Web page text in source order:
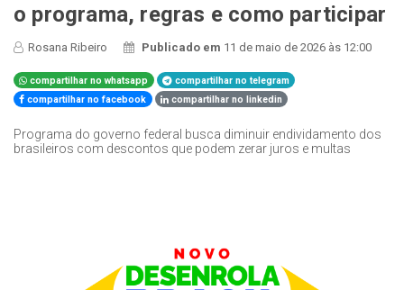
o programa, regras e como participar
Rosana Ribeiro Publicado em 11 de maio de 2026 às 12:00
compartilhar no whatsapp
compartilhar no telegram
compartilhar no facebook
compartilhar no linkedin
Programa do governo federal busca diminuir endividamento dos
brasileiros com descontos que podem zerar juros e multas